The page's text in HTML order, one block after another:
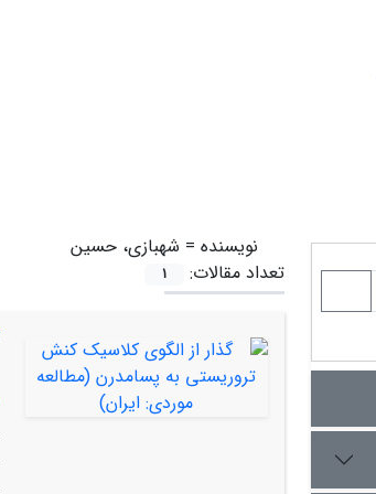
نویسنده = شهبازی، حسین
تعداد مقالات:
1